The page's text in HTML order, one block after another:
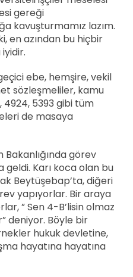
gereği
kavuşturmamız lazım.
en azından bu hiçbir
ebe, hemşire, vekil
sözleşmeliler, kamu
4924, 5393 gibi tüm
de masaya
görev
Karı koca olan bu
Beytüşebap’ta, diğeri
yapıyorlar. Bir araya
” Sen 4-B’lisin olmaz
deniyor. Böyle bir
hukuk devletine,
hayatına hayatına